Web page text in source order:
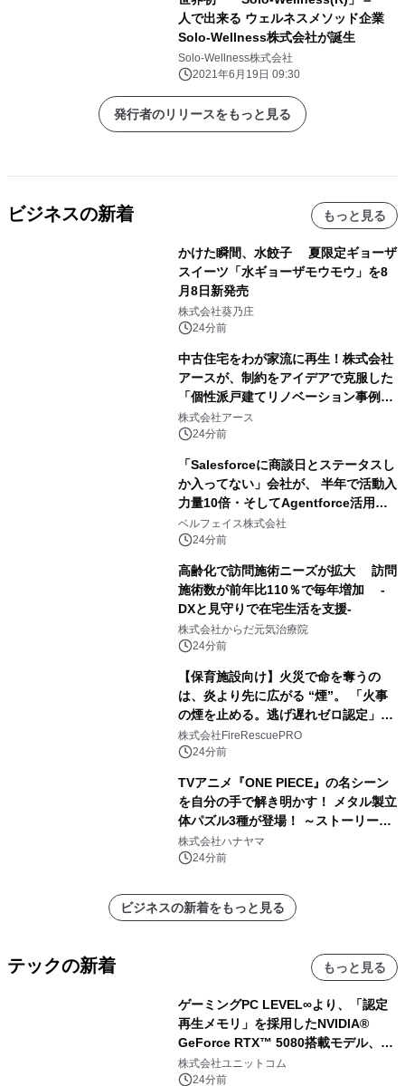
人で出来る ウェルネスメソッド企業
Solo-Wellness株式会社が誕生
Solo-Wellness株式会社
2021年6月19日 09:30
発行者のリリースをもっと見る
ビジネスの新着 もっと見る
かけた瞬間、水餃子 夏限定ギョーザ
スイーツ「水ギョーザモウモウ」を8
月8日新発売
株式会社葵乃庄
24分前
中古住宅をわが家流に再生！株式会社
アースが、制約をアイデアで克服した
「個性派戸建てリノベーション事例5
選」を公開
株式会社アース
24分前
「Salesforceに商談日とステータスし
か入ってない」会社が、 半年で活動入
力量10倍・そしてAgentforce活用へ
── 敷島住宅×bellSalesAI事例公開
ベルフェイス株式会社
24分前
高齢化で訪問施術ニーズが拡大 訪問
施術数が前年比110％で毎年増加 -
DXと見守りで在宅生活を支援-
株式会社からだ元気治療院
24分前
【保育施設向け】火災で命を奪うの
は、炎より先に広がる “煙”。 「火事
の煙を止める。逃げ遅れゼロ認定」提
供開始
株式会社FireRescuePRO
24分前
TVアニメ『ONE PIECE』の名シーン
を自分の手で解き明かす！ メタル製立
体パズル3種が登場！ ～ストーリーと
ギミックが融合した 大人の体験型パズ
ルが8月7日(金)12時より先行予約受付
株式会社ハナヤマ
24分前
ビジネスの新着をもっと見る
テックの新着 もっと見る
ゲーミングPC LEVEL∞より、「認定
再生メモリ」を採用したNVIDIA®
GeForce RTX™ 5080搭載モデル、
NVIDIA® GeForce RTX™ 5070 Ti搭
載モデルを販売開始
株式会社ユニットコム
24分前